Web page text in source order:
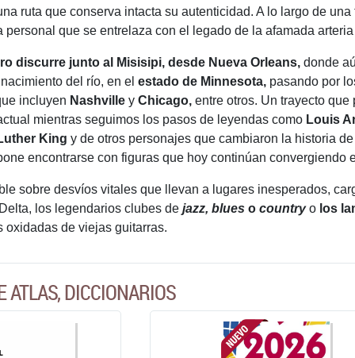
ruta que conserva intacta su autenticidad. A lo largo de
personal que se entrelaza con el legado de la afamada
discurre junto al Misisipi, desde Nueva Orleans, donde
del río, en el estado de Minnesota, pasando por
incluyen Nashville y Chicago, entre otros. Un trayecto
mientras seguimos los pasos de leyendas como Louis
King y de otros personajes que cambiaron la historia
encontrarse con figuras que hoy continúan convergiendo
sobre desvíos vitales que llevan a lugares inesperados,
los legendarios clubes de jazz, blues o countryo los
oxidadas de viejas guitarras.
ATLAS, DICCIONARIOS